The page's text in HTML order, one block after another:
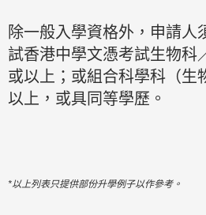
除一般入學資格外，申請人
試香港中學文憑考試生物科
或以上；或組合科學科（生
以上，或具同等學歷。
*以上列表只提供部份升學例子以作參考。